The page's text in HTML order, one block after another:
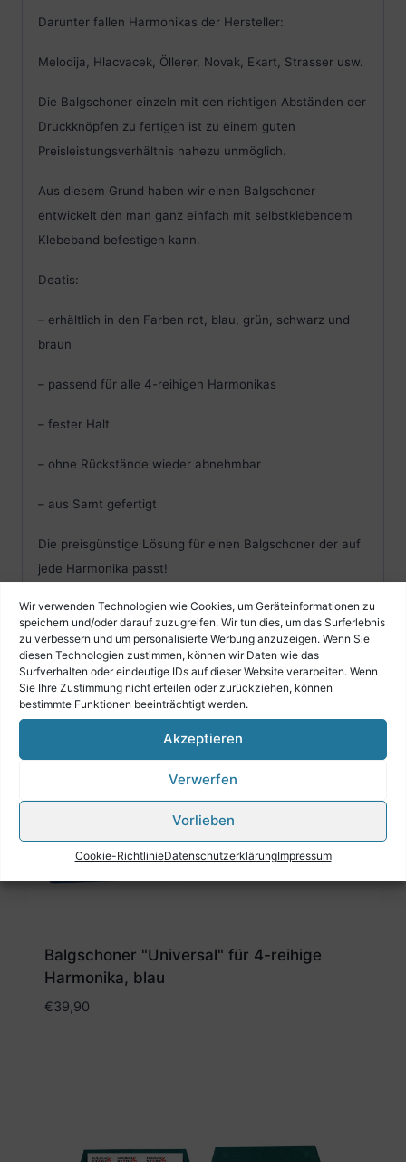
Wir verwenden Technologien wie Cookies, um Geräteinformationen zu
speichern und/oder darauf zuzugreifen. Wir tun dies, um das Surferlebnis
zu verbessern und um personalisierte Werbung anzuzeigen. Wenn Sie
diesen Technologien zustimmen, können wir Daten wie das
Surfverhalten oder eindeutige IDs auf dieser Website verarbeiten. Wenn
Sie Ihre Zustimmung nicht erteilen oder zurückziehen, können
bestimmte Funktionen beeinträchtigt werden.
Akzeptieren
Verwerfen
Vorlieben
Cookie-RichtlinieDatenschutzerklärungImpressum
Darunter fallen Harmonikas der Hersteller:
Melodija, Hlacvacek, Öllerer, Novak, Ekart, Strasser usw.
Die Balgschoner einzeln mit den richtigen Abständen der
Druckknöpfen zu fertigen ist zu einem guten
Preisleistungsverhältnis nahezu unmöglich.
Aus diesem Grund haben wir einen Balgschoner
entwickelt den man ganz einfach mit selbstklebendem
Klebeband befestigen kann.
Deatis:
– erhältlich in den Farben rot, blau, grün, schwarz und
braun
– passend für alle 4-reihigen Harmonikas
– fester Halt
– ohne Rückstände wieder abnehmbar
– aus Samt gefertigt
Die preisgünstige Lösung für einen Balgschoner der auf
jede Harmonika passt!
Probieren Sie es aus.
Ähnliche Produkte
Balgschoner "Universal" für 4-reihige
Harmonika, blau
€39,90